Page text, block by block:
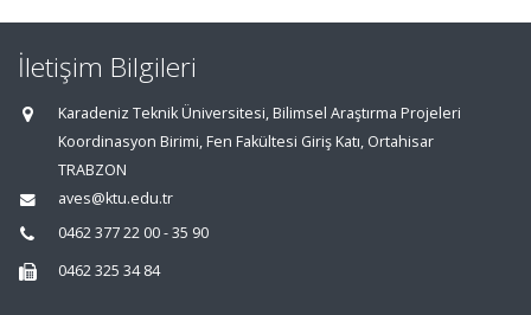
İletişim Bilgileri
Karadeniz Teknik Üniversitesi, Bilimsel Araştırma Projeleri
Koordinasyon Birimi, Fen Fakültesi Giriş Katı, Ortahisar
TRABZON
aves@ktu.edu.tr
0462 377 22 00 - 35 90
0462 325 34 84